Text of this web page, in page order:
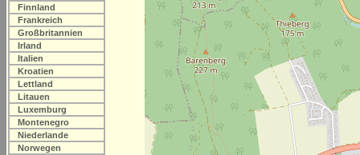
Finnland
Frankreich
Großbritannien
Irland
Italien
Kroatien
Lettland
Litauen
Luxemburg
Montenegro
Niederlande
Norwegen